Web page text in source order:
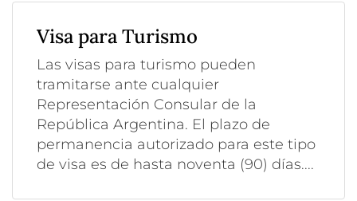
Visa para Turismo
Las visas para turismo pueden
tramitarse ante cualquier
Representación Consular de la
República Argentina. El plazo de
permanencia autorizado para este tipo
de visa es de hasta noventa (90) días....